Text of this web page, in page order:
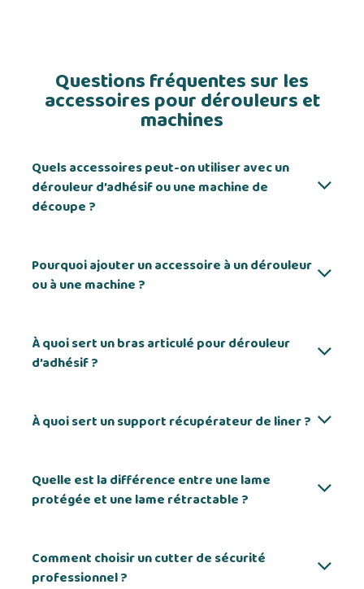
Questions fréquentes sur les
accessoires pour dérouleurs et
machines
Quels accessoires peut-on utiliser avec un
dérouleur d’adhésif ou une machine de
découpe ?
Pourquoi ajouter un accessoire à un dérouleur
ou à une machine ?
À quoi sert un bras articulé pour dérouleur
d’adhésif ?
À quoi sert un support récupérateur de liner ?
Quelle est la différence entre une lame
protégée et une lame rétractable ?
Comment choisir un cutter de sécurité
professionnel ?